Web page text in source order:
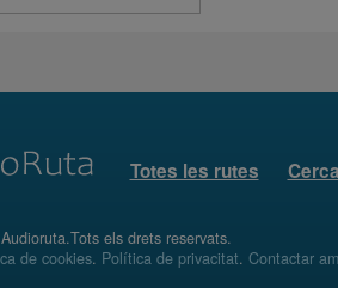
Totes les rutes
els drets reservats.
de cookies. Política de privacitat. Contactar